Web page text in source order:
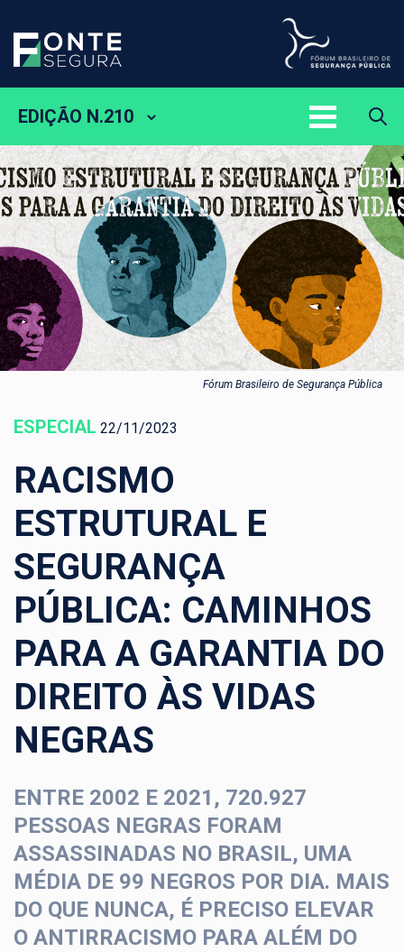
EDIÇÃO N.210
Fórum Brasileiro de Segurança Pública
ESPECIAL 22/11/2023
RACISMO
ESTRUTURAL E
SEGURANÇA
PÚBLICA: CAMINHOS
PARA A GARANTIA DO
DIREITO ÀS VIDAS
NEGRAS
ENTRE 2002 E 2021, 720.927
PESSOAS NEGRAS FORAM
ASSASSINADAS NO BRASIL, UMA
MÉDIA DE 99 NEGROS POR DIA. MAIS
DO QUE NUNCA, É PRECISO ELEVAR
O ANTIRRACISMO PARA ALÉM DO